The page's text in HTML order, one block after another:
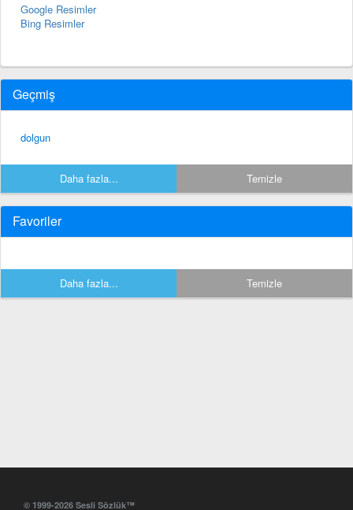
Google Resimler
Bing Resimler
Geçmiş
dolgun
Daha fazla... Temizle
Favoriler
Daha fazla... Temizle
© 1999-2026 Sesli Sözlük™